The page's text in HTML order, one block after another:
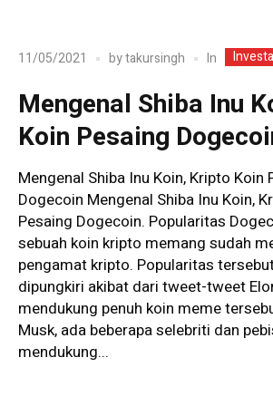
11/05/2021 bytakursingh In
Mengenal Shiba Inu
Koin Pesaing
Mengenal Shiba Inu Koin, Kripto Koin
Dogecoin Mengenal Shiba Inu Koin,
Pesaing Dogecoin. Popularitas
sebuah koin kripto memang sudah
pengamat kripto. Popularitas
dipungkiri akibat dari tweet-tweet
mendukung penuh koin meme
Musk, ada beberapa selebriti dan
mendukung...